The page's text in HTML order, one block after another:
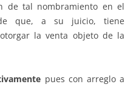
de tal nombramiento en el
que, a su juicio, tiene
la venta objeto de la
pues con arreglo a